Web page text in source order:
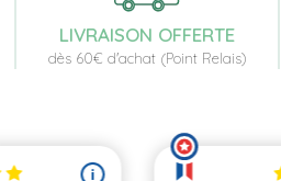
LIVRAISON OFFERTE
dès 60€ d'achat (Point Relais)